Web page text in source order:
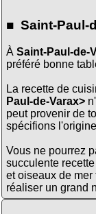
■ Saint-Paul-
À Saint-Paul-de-
préféré bonne
La recette de
Paul-de-Varax>
peut provenir de
spécifions
Vous ne pourrez
succulente
et oiseaux de
réaliser un grand